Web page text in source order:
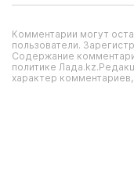
Комментарии могут
пользователи.
Содержание
политике
характер